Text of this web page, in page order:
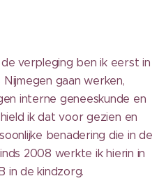
verpleging ben ik eerst in
gaan werken,
interne geneeskunde en
ik dat voor gezien en
benadering die in de
2008 werkte ik hierin in
in de kindzorg.